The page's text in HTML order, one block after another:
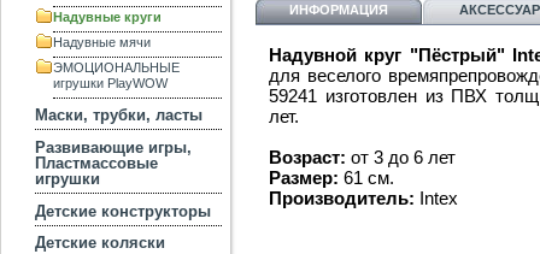
Надувные круги
Надувные мячи
ЭМОЦИОНАЛЬНЫЕ
игрушки PlayWOW
Маски, трубки, ласты
Развивающие игры,
Пластмассовые
игрушки
Детские конструкторы
Детские коляски
ИНФОРМАЦИЯ
Надувной круг "Пёстрый"
для веселого
59241 изготовлен из ПВХ
лет.
Возраст: от 3 до 6 лет
Размер: 61 см.
Производитель: Intex